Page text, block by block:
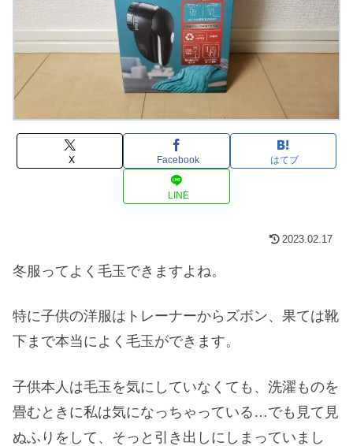
X Facebook はてブ
LINE
2023.02.17
冬服ってよく毛玉できますよね。
特に子供の洋服はトレーナーからズボン、果ては靴
下まで本当によく毛玉ができます。
子供本人は毛玉を気にしていなくても、洗濯ものを
畳むときに私は気になっちゃっている…でも見て見
ぬふりをして、そっと引き出しにしまっていまし